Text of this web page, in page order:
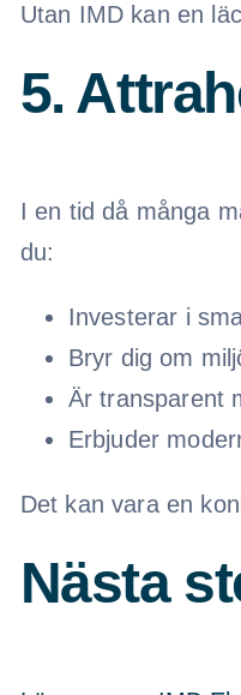
Utan IMD kan en
5.
I en tid då många
du:
Investerar i
Bryr dig om
Är transparent
Erbjuder
Det kan vara en
Nästa